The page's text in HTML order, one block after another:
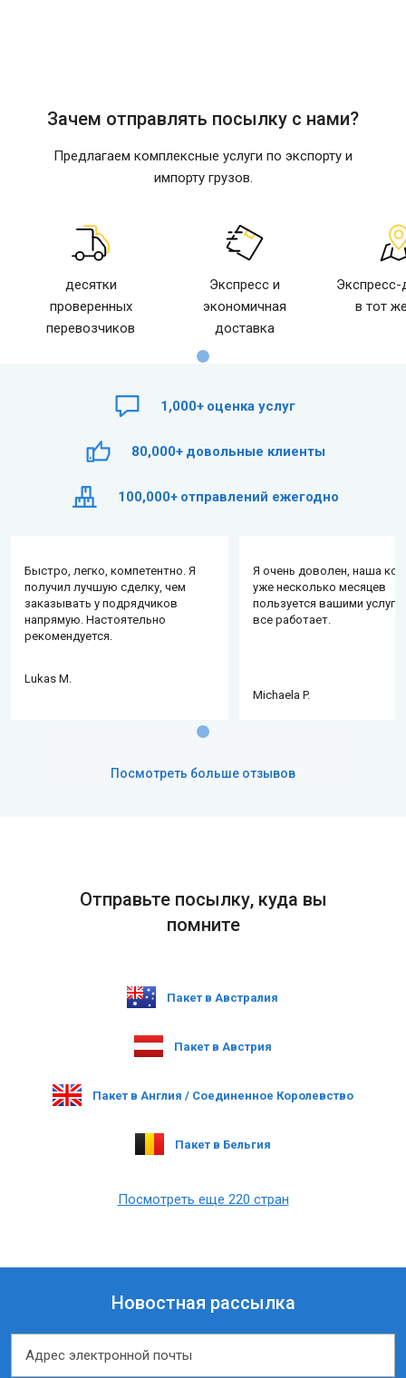
Зачем отправлять посылку с нами?
Предлагаем комплексные услуги по экспорту и
импорту грузов.
десятки
проверенных
перевозчиков
Экспресс и
экономичная
доставка
Экспресс-
в тот
1,000+ оценка услуг
80,000+ довольные клиенты
100,000+ отправлений ежегодно
Быстро, легко, компетентно. Я
получил лучшую сделку, чем
заказывать у подрядчиков
напрямую. Настоятельно
рекомендуется.
Lukas M.
Я очень доволен, наша
уже несколько месяцев
пользуется вашими
все работает.
Michaela P.
Посмотреть больше отзывов
Отправьте посылку, куда вы
помните
Пакет в Австралия
Пакет в Австрия
Пакет в Англия / Соединенное Королевство
Пакет в Бельгия
Посмотреть еще 220 стран
Новостная рассылка
Адрес электронной почты